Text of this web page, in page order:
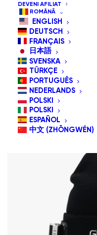
DEVENI AFILIAT
ROMÂNĂ
ENGLISH
DEUTSCH
FRANÇAIS
日本語
SVENSKA
TÜRKÇE
PORTUGUÊS
NEDERLANDS
POLSKI
POLSKI
ESPAÑOL
中文 (ZHŌNGWÉN)
Sortează după
Sortează după
Sortează
Sortează